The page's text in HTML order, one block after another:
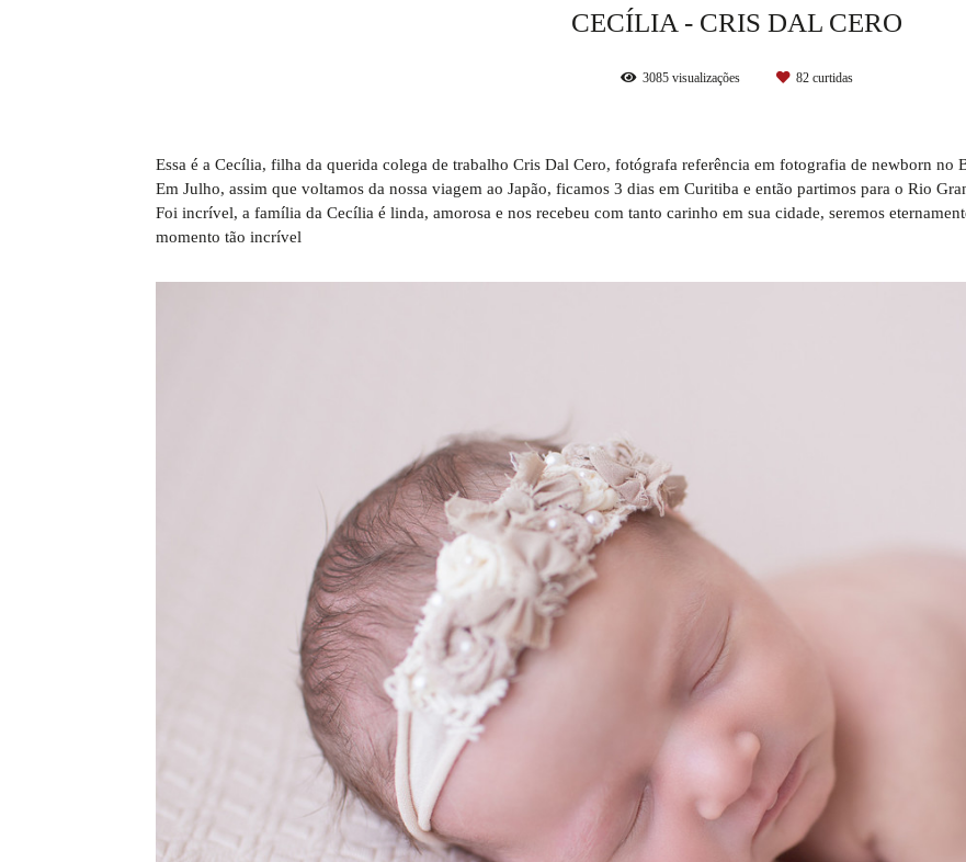
CECÍLIA - CRIS DAL CERO
3085 visualizações 82 curtidas
Essa é a Cecília, filha da querida colega de trabalho Cris Dal Cero, fotógrafa referência em fotografia de newborn no
Em Julho, assim que voltamos da nossa viagem ao Japão, ficamos 3 dias em Curitiba e então partimos para o Rio
Foi incrível, a família da Cecília é linda, amorosa e nos recebeu com tanto carinho em sua cidade, seremos
momento tão incrível